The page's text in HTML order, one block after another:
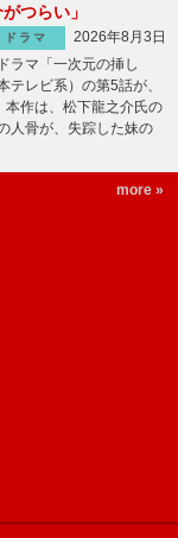
つらい」
ドラマ
2026年8月3日
ラマ「一次元の挿し
テレビ系）の第5話が、
作は、松下龍之介氏の
人骨が、失踪した妹の
more »